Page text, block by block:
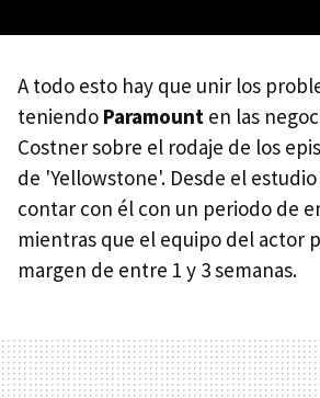
A todo esto hay que unir los
teniendo Paramount en las
Costner sobre el rodaje de los
de 'Yellowstone'. Desde el
contar con él con un periodo de
mientras que el equipo del actor
margen de entre 1 y 3 semanas.